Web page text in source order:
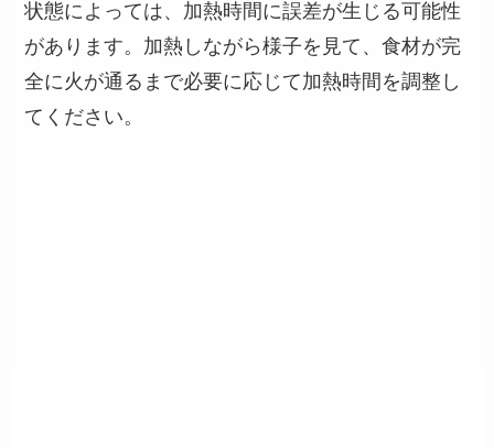
状態によっては、加熱時間に誤差が生じる可能性
があります。加熱しながら様子を見て、食材が完
全に火が通るまで必要に応じて加熱時間を調整し
てください。